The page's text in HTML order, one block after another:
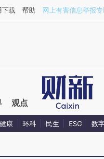
rVHBLQwo](https://
下载 帮助 网上有害信息举报专
观点
健康 环科 民生 ESG 数